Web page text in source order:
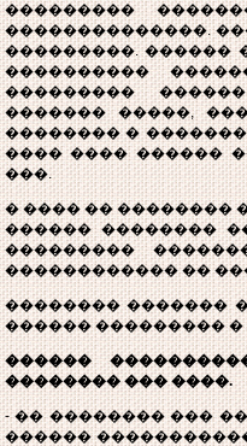
���������
��������������.
���������. ������
����������
���������
������� �����,
�������� �
���� ���� ������
���.
� ���� �� ��������
������ ��������
���������
������������ ��
�������� �������
������ ���������
������
�������� ��� ����.
- �� �������� ���
������